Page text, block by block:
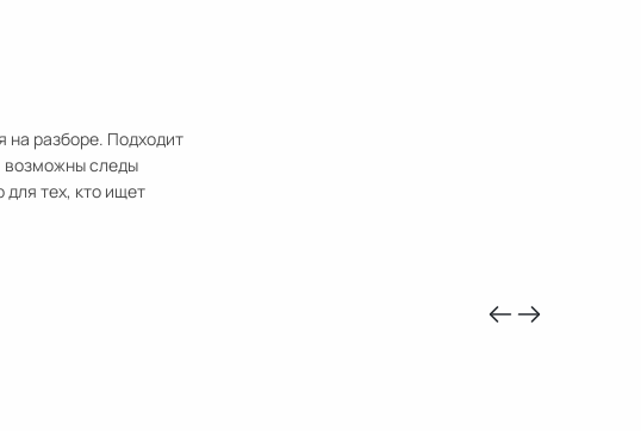
на разборе. Подходит
возможны следы
тех, кто ищет